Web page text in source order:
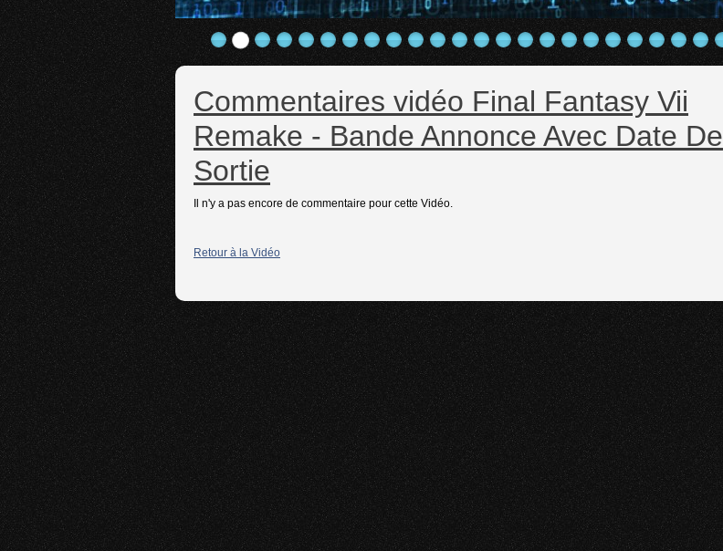
Commentaires vidéo Final Fantasy Vii
Remake - Bande Annonce Avec Date De
Sortie
Il n'y a pas encore de commentaire pour cette Vidéo.
Retour à la Vidéo